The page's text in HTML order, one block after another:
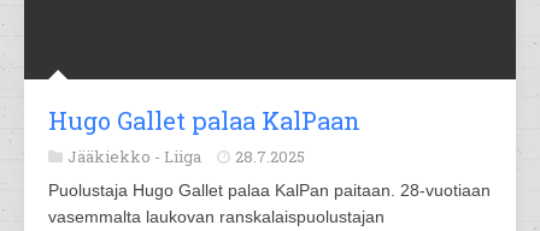
Hugo Gallet palaa KalPaan
Jääkiekko - Liiga 28.7.2025
Puolustaja Hugo Gallet palaa KalPan paitaan. 28-vuotiaan
vasemmalta laukovan ranskalaispuolustajan